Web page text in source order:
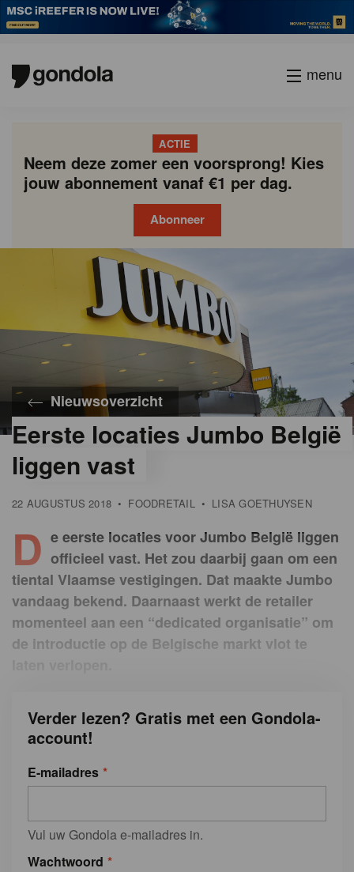
menu
ACTIE
Neem deze zomer een voorsprong! Kies
jouw abonnement vanaf €1 per dag.
Abonneer
Nieuwsoverzicht
Eerste locaties Jumbo België
liggen vast
22 AUGUSTUS 2018 • FOODRETAIL • LISA GOETHUYSEN
D e eerste locaties voor Jumbo België liggen
officieel vast. Het zou daarbij gaan om een
tiental Vlaamse vestigingen. Dat maakte Jumbo
vandaag bekend. Daarnaast werkt de retailer
momenteel aan een “dedicated organisatie” om
de introductie op de Belgische markt vlot te
Verder lezen? Gratis met een Gondola-
account!
E-mailadres
Vul uw Gondola e-mailadres in.
Wachtwoord